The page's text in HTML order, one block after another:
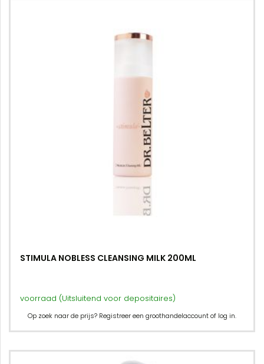
STIMULA NOBLESS CLEANSING MILK 200ML
voorraad (Uitsluitend voor depositaires)
Op zoek naar de prijs? Registreer een groothandelaccount of log in.